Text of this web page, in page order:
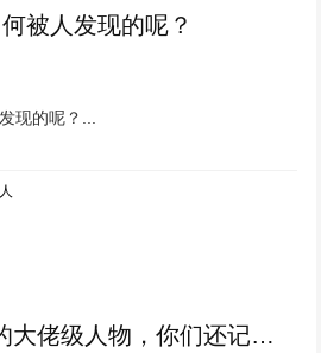
被人发现的呢？
现的呢？...
热血传奇之曾经的大佬级人物，你们还记得吗？一